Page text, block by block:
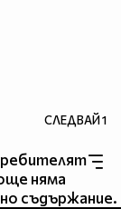
СЛЕДВАЙ1
няма
съдържание.